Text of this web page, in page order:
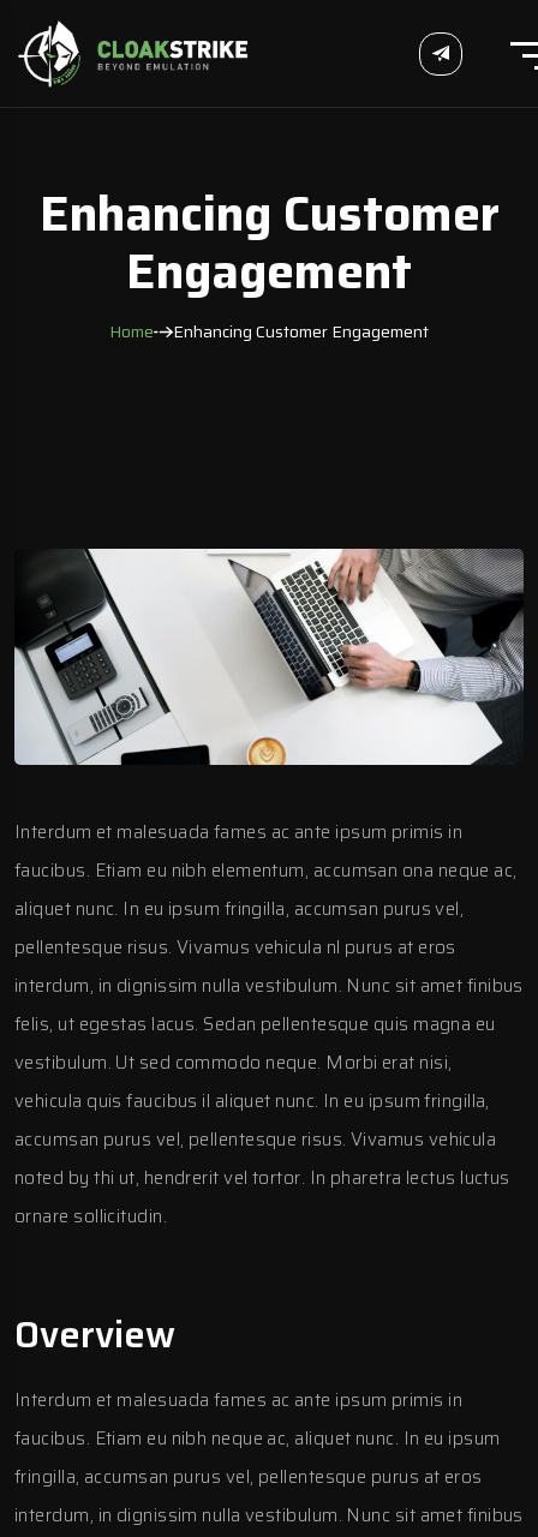
Enhancing Customer
Engagement
Home Enhancing Customer Engagement
Interdum et malesuada fames ac ante ipsum primis in
faucibus. Etiam eu nibh elementum, accumsan ona neque ac,
aliquet nunc. In eu ipsum fringilla, accumsan purus vel,
pellentesque risus. Vivamus vehicula nl purus at eros
interdum, in dignissim nulla vestibulum. Nunc sit amet finibus
felis, ut egestas lacus. Sedan pellentesque quis magna eu
vestibulum. Ut sed commodo neque. Morbi erat nisi,
vehicula quis faucibus il aliquet nunc. In eu ipsum fringilla,
accumsan purus vel, pellentesque risus. Vivamus vehicula
noted by thi ut, hendrerit vel tortor. In pharetra lectus luctus
ornare sollicitudin.
Overview
Interdum et malesuada fames ac ante ipsum primis in
faucibus. Etiam eu nibh neque ac, aliquet nunc. In eu ipsum
fringilla, accumsan purus vel, pellentesque purus at eros
interdum, in dignissim nulla vestibulum. Nunc sit amet finibus